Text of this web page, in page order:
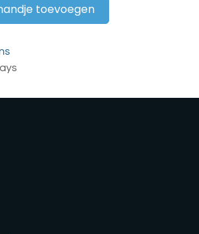
toevoegen